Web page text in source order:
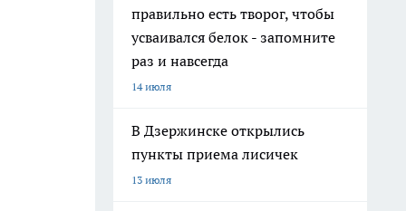
правильно есть творог, чтобы
усваивался белок - запомните
раз и навсегда
14 июля
В Дзержинске открылись
пункты приема лисичек
13 июля